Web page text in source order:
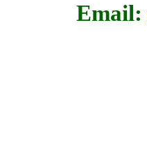
Email: